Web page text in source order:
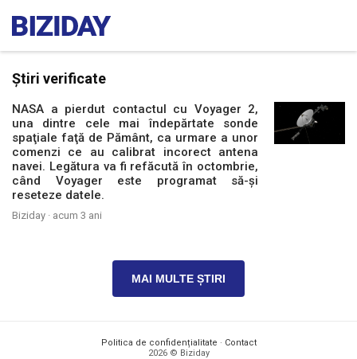
Știri verificate
NASA a pierdut contactul cu Voyager 2,
una dintre cele mai îndepărtate sonde
spaţiale faţă de Pământ, ca urmare a unor
comenzi ce au calibrat incorect antena
navei. Legătura va fi refăcută în octombrie,
când Voyager este programat să-și
reseteze datele.
Biziday · acum 3 ani
MAI MULTE ȘTIRI
Politica de confidențialitate · Contact
2026 © Biziday